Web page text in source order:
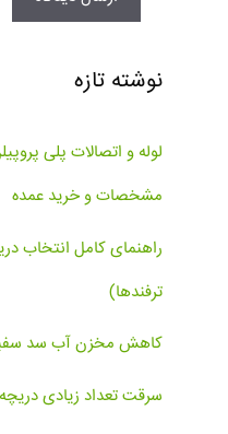
نوشته تازه
لوله و اتصالات پلی
مشخصات و خرید عمده
راهنمای کامل انتخاب
ترفندها)
کاهش مخزن آب سد
سرقت تعداد زیادی